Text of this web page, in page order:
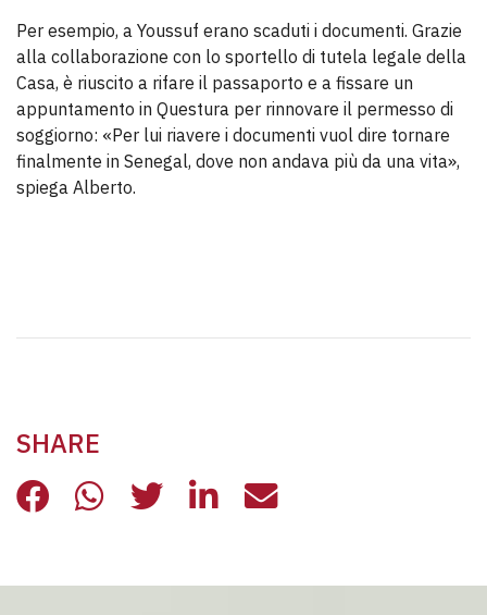
Per esempio, a Youssuf erano scaduti i documenti. Grazie
alla collaborazione con lo sportello di tutela legale della
Casa, è riuscito a rifare il passaporto e a fissare un
appuntamento in Questura per rinnovare il permesso di
soggiorno: «Per lui riavere i documenti vuol dire tornare
finalmente in Senegal, dove non andava più da una vita»,
spiega Alberto.
SHARE
YOUSSUF, QUANDO IL TEATRO FA
YOUSSUF, QUANDO IL
YOUSSUF, QUANDO IL
YOUSSUF, QUANDO
YOUSSUF,